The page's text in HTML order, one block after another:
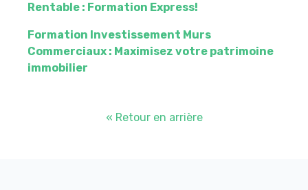
Rentable : Formation Express!
Formation Investissement Murs
Commerciaux : Maximisez votre patrimoine
immobilier
« Retour en arrière